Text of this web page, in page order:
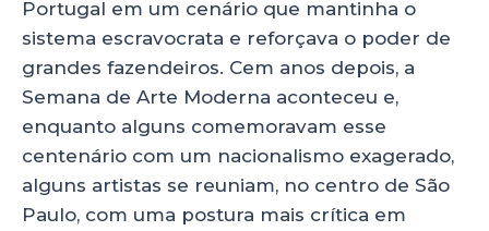
ts
A
p
p
e
b
o
o
k
e
dI
n
re
Portugal em um cenário que mantinha o
sistema escravocrata e reforçava o poder de
grandes fazendeiros. Cem anos depois, a
Semana de Arte Moderna aconteceu e,
enquanto alguns comemoravam esse
centenário com um nacionalismo exagerado,
alguns artistas se reuniam, no centro de São
Paulo, com uma postura mais crítica em